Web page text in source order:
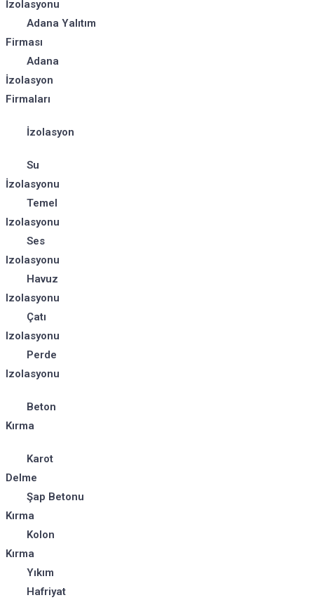
İzolasyonu
Adana Yalıtım
Firması
Adana
İzolasyon
Firmaları
İzolasyon
Su
İzolasyonu
Temel
Izolasyonu
Ses
Izolasyonu
Havuz
Izolasyonu
Çatı
Izolasyonu
Perde
Izolasyonu
Beton
Kırma
Karot
Delme
Şap Betonu
Kırma
Kolon
Kırma
Yıkım
Hafriyat